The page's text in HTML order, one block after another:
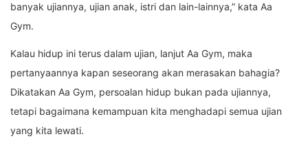
banyak ujiannya, ujian anak, istri dan lain-lainnya,” kata Aa
Gym.
Kalau hidup ini terus dalam ujian, lanjut Aa Gym, maka
pertanyaannya kapan seseorang akan merasakan bahagia?
Dikatakan Aa Gym, persoalan hidup bukan pada ujiannya,
tetapi bagaimana kemampuan kita menghadapi semua ujian
yang kita lewati.